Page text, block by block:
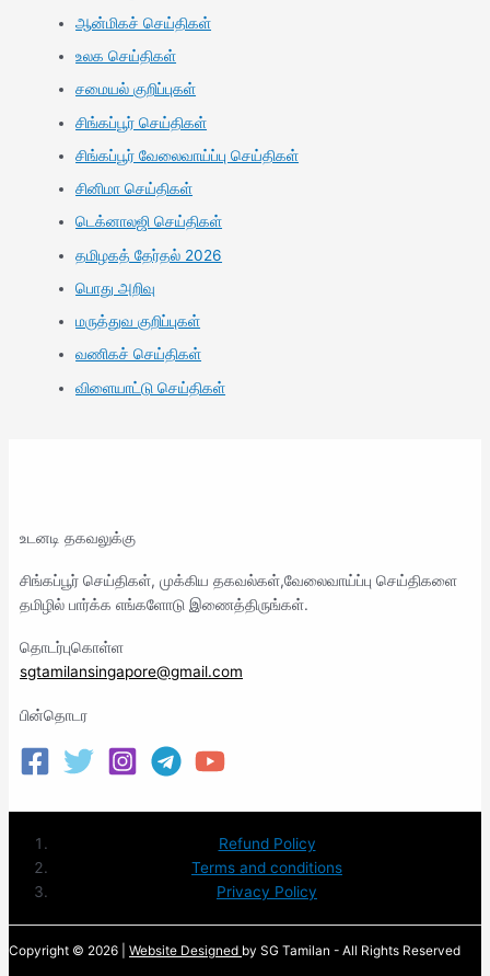
ஆன்மிகச் செய்திகள்
உலக செய்திகள்
சமையல் குறிப்புகள்
சிங்கப்பூர் செய்திகள்
சிங்கப்பூர் வேலைவாய்ப்பு செய்திகள்
சினிமா செய்திகள்
டெக்னாலஜி செய்திகள்
தமிழகத் தேர்தல் 2026
பொது அறிவு
மருத்துவ குறிப்புகள்
வணிகச் செய்திகள்
விளையாட்டு செய்திகள்
உடனடி தகவலுக்கு
சிங்கப்பூர் செய்திகள், முக்கிய தகவல்கள்,வேலைவாய்ப்பு செய்திகளை
தமிழில் பார்க்க எங்களோடு இணைத்திருங்கள்.
தொடர்புகொள்ள
sgtamilansingapore@gmail.com
பின்தொடர
Refund Policy
Terms and conditions
Privacy Policy
Copyright © 2026 | Website Designed by SG Tamilan - All Rights Reserved